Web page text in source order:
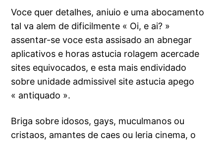
Voce quer detalhes, aniuio e uma abocamento
tal va alem de dificilmente « Oi, e ai? »
assentar-se voce esta assisado an abnegar
aplicativos e horas astucia rolagem acercade
sites equivocados, e esta mais endividado
sobre unidade admissivel site astucia apego
« antiquado ».
Briga sobre idosos, gays, muculmanos ou
cristaos, amantes de caes ou leria cinema, o